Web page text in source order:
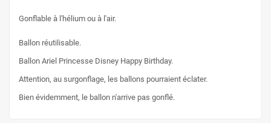
Gonflable à l'hélium ou à l'air.
Ballon réutilisable.
Ballon Ariel Princesse Disney Happy Birthday.
Attention, au surgonflage, les ballons pourraient éclater.
Bien évidemment, le ballon n'arrive pas gonflé.